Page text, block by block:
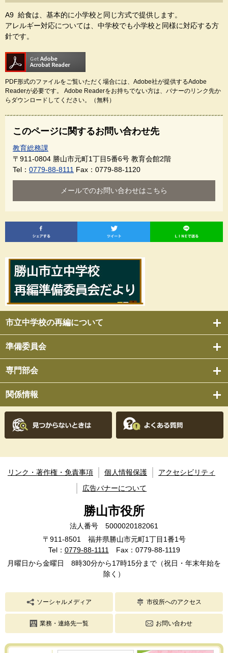
市立中学校の再編について
準備委員会
専門部会
関係情報
A9 給食は、基本的に小学校と同じ方式で提供します。
アレルギー対応については、中学校でも小学校と同様に対応する方
針です。
PDF形式のファイルをご覧いただく場合には、Adobe社が提供するAdobe
Readerが必要です。
Adobe Readerをお持ちでない方は、バナーのリンク先か
らダウンロードしてください。（無料）
このページに関するお問い合わせ先
教育総務課
〒911-0804 勝山市元町1丁目5番6号 教育会館2階
Tel： 0779-88-8111 Fax：0779-88-1120
メールでのお問い合わせはこちら
リンク・著作権・免責事項 個人情報保護
アクセシビリティ
広告バナーについて
勝山市役所
法人番号 5000020182061
〒911-8501 福井県勝山市元町1丁目1番1号
Tel： 0779-88-1111
Fax：0779-88-1119
月曜日から金曜日 8時30分から17時15分まで（祝日・年末年始を
除く）
ソーシャルメディア 市役所へのアクセス
業務・連絡先一覧 お問い合わせ